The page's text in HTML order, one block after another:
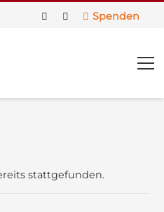
Spenden
stattgefunden.